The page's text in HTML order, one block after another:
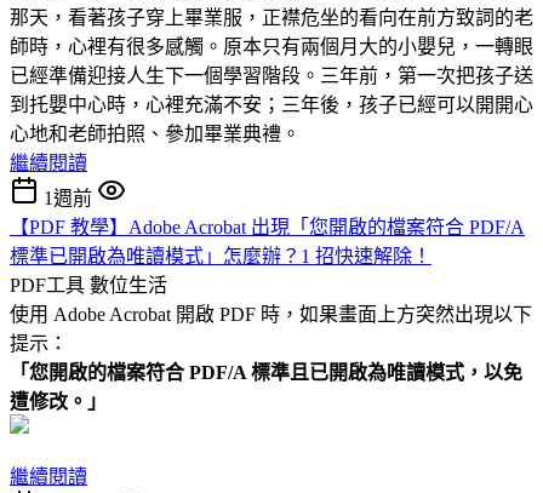
那天，看著孩子穿上畢業服，正襟危坐的看向在前方致詞的老
師時，心裡有很多感觸。原本只有兩個月大的小嬰兒，一轉眼
已經準備迎接人生下一個學習階段。三年前，第一次把孩子送
到托嬰中心時，心裡充滿不安；三年後，孩子已經可以開開心
心地和老師拍照、參加畢業典禮。
繼續閱讀
1週前
【PDF 教學】Adobe Acrobat 出現「您開啟的檔案符合 PDF/A
標準已開啟為唯讀模式」怎麼辦？1 招快速解除！
PDF工具 數位生活
使用 Adobe Acrobat 開啟 PDF 時，如果畫面上方突然出現以下
提示：
「您開啟的檔案符合 PDF/A 標準且已開啟為唯讀模式，以免
遭修改。」
繼續閱讀